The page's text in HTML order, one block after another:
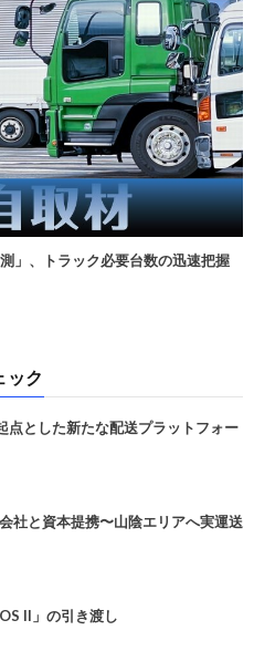
」、トラック必要台数の迅速把握
ック
とした新たな配送プラットフォー
社と資本提携〜山陰エリアへ実運送
II」の引き渡し